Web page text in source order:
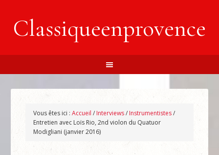
Classiqueenprovence
Vous êtes ici :Accueil / Interviews/ Instrumentistes/
Entretien avec Loïs Rio, 2nd violon du Quatuor
Modigliani (janvier 2016)